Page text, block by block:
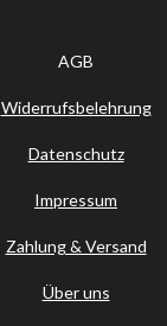
AGB
Widerrufsbelehrung
Datenschutz
Impressum
Zahlung & Versand
Über uns